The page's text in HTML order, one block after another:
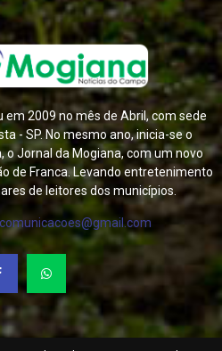
em 2009 no mês de Abril, com sede
- SP. No mesmo ano, inicia-se o
o Jornal da Mogiana, com um novo
de Franca. Levando entretenimento
de leitores dos municípios.